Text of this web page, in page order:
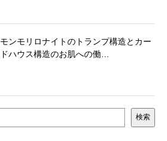
モンモリロナイトのトランプ構造とカー
ドハウス構造のお肌への働…
検索